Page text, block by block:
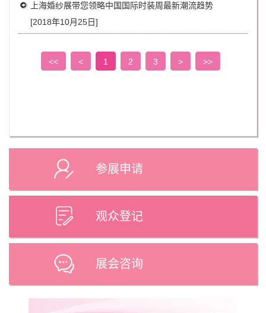
上海婚纱展带您领略中国国际时装周最新潮流趋势
[2018年10月25日]
<< < 1 2 3 > >>
参展申请
观众登记
展会咨询